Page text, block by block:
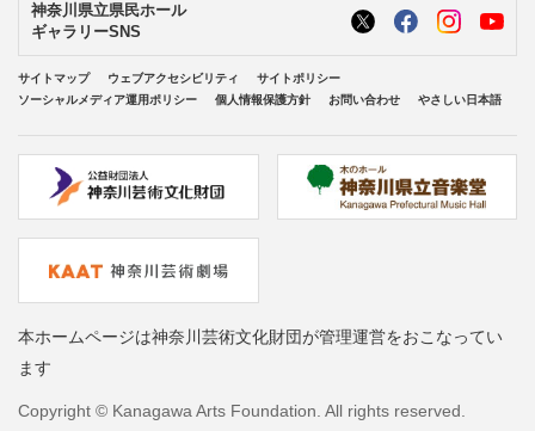
神奈川県立県民ホール
ギャラリーSNS
サイトマップ ウェブアクセシビリティ
サイトポリシー
ソーシャルメディア運用ポリシー
個人情報保護方針 お問い合わせ やさしい日本語
本ホームページは神奈川芸術文化財団が管理運営をおこなってい
ます
Copyright © Kanagawa Arts Foundation. All rights reserved.